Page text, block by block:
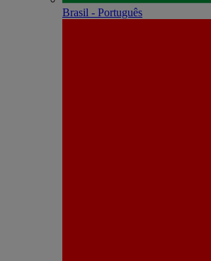
Brasil - Português